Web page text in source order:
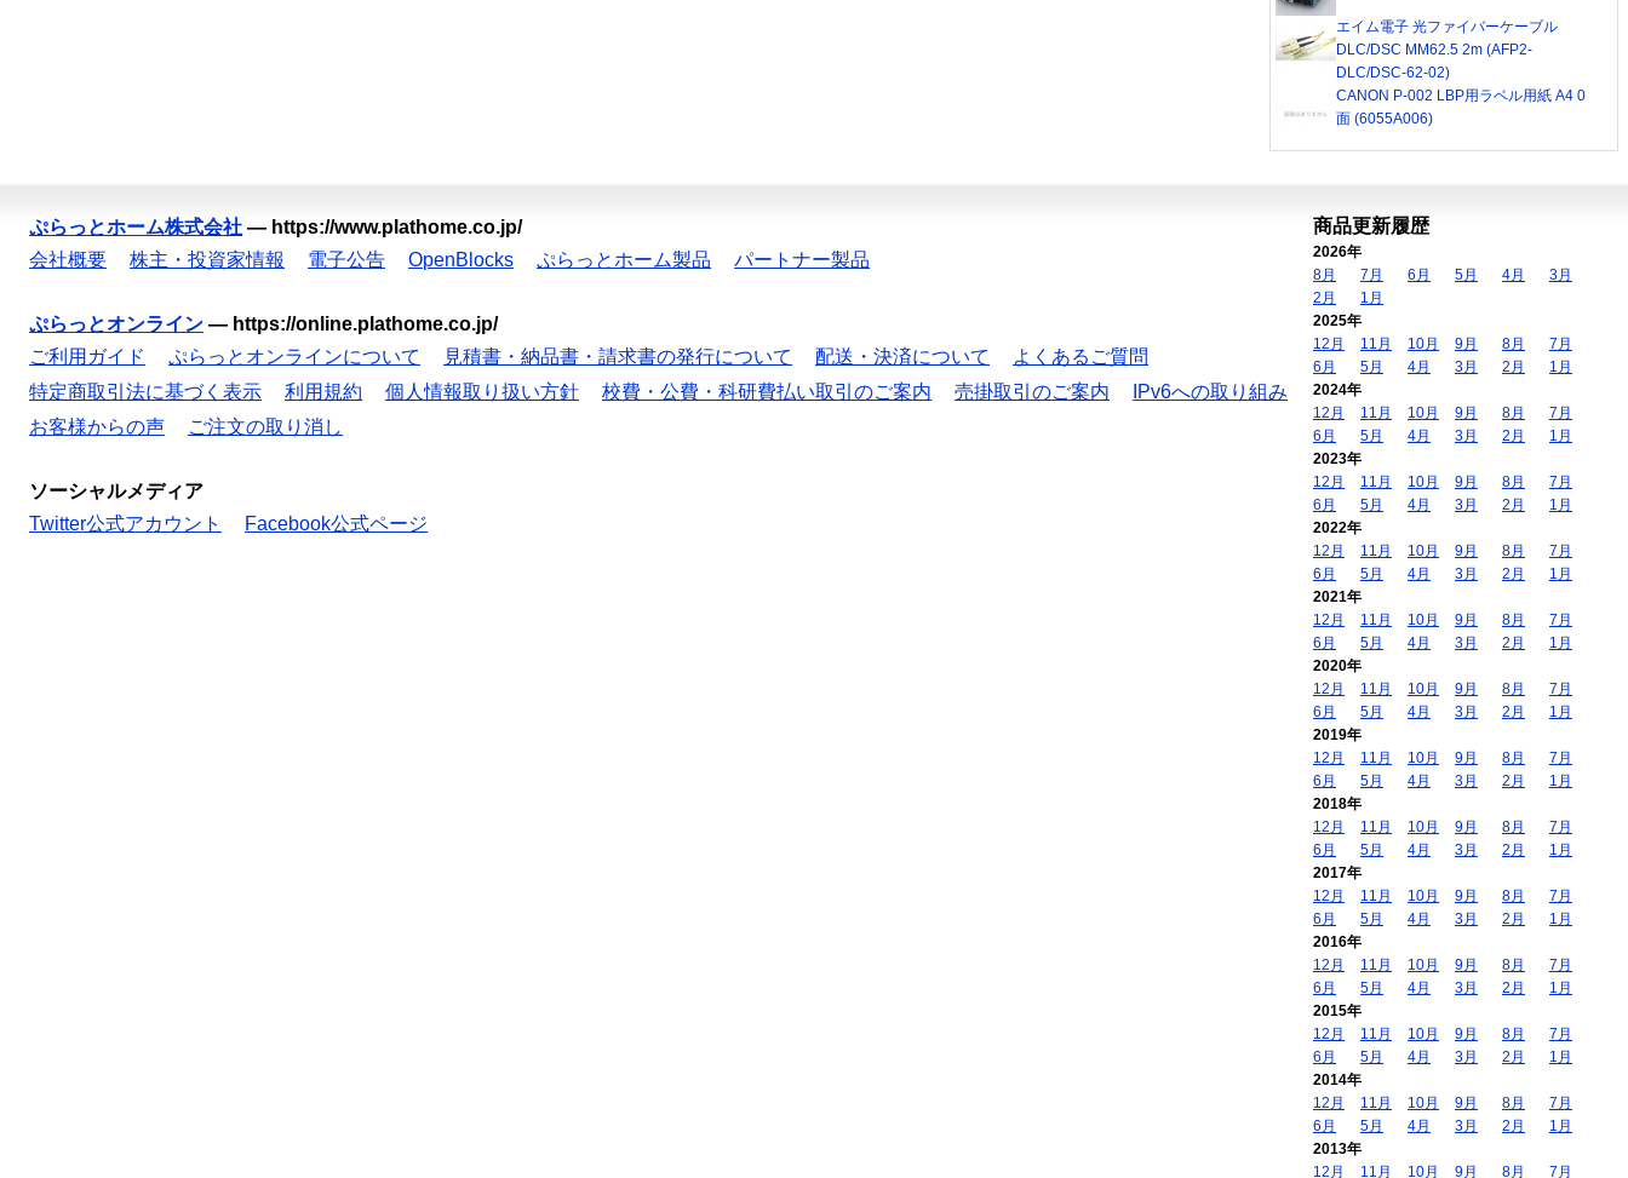
エイム電子 光ファイバーケーブル
DLC/DSC MM62.5 2m (AFP2-
DLC/DSC-62-02)
CANON P-002 LBP用ラベル用紙 A4 0
面 (6055A006)
ぷらっとホーム株式会社 — https://www.plathome.co.jp/
会社概要
株主・投資家情報 電子公告 OpenBlocks ぷらっとホーム製品 パートナー製品
ぷらっとオンライン — https://online.plathome.co.jp/
ご利用ガイド
ぷらっとオンラインについて 見積書・納品書・請求書の発行について 配送・決済について
よくあるご質問
特定商取引法に基づく表示
利用規約 個人情報取り扱い方針 校費・公費・科研費払い取引のご案内 売掛取引のご案内
IPv6への取り組み
お客様からの声
ご注文の取り消し
ソーシャルメディア
Twitter公式アカウント
Facebook公式ページ
商品更新履歴
2026年
8月
7月 6月 5月 4月
3月
2月
1月
2025年
12月
11月 10月 9月 8月
7月
6月
5月 4月 3月 2月
1月
2024年
12月
11月 10月 9月 8月
7月
6月
5月 4月 3月 2月
1月
2023年
12月
11月 10月 9月 8月
7月
6月
5月 4月 3月 2月
1月
2022年
12月
11月 10月 9月 8月
7月
6月
5月 4月 3月 2月
1月
2021年
12月
11月 10月 9月 8月
7月
6月
5月 4月 3月 2月
1月
2020年
12月
11月 10月 9月 8月
7月
6月
5月 4月 3月 2月
1月
2019年
12月
11月 10月 9月 8月
7月
6月
5月 4月 3月 2月
1月
2018年
12月
11月 10月 9月 8月
7月
6月
5月 4月 3月 2月
1月
2017年
12月
11月 10月 9月 8月
7月
6月
5月 4月 3月 2月
1月
2016年
12月
11月 10月 9月 8月
7月
6月
5月 4月 3月 2月
1月
2015年
12月
11月 10月 9月 8月
7月
6月
5月 4月 3月 2月
1月
2014年
12月
11月 10月 9月 8月
7月
6月
5月 4月 3月 2月
1月
2013年
12月
11月 10月 9月 8月 7月